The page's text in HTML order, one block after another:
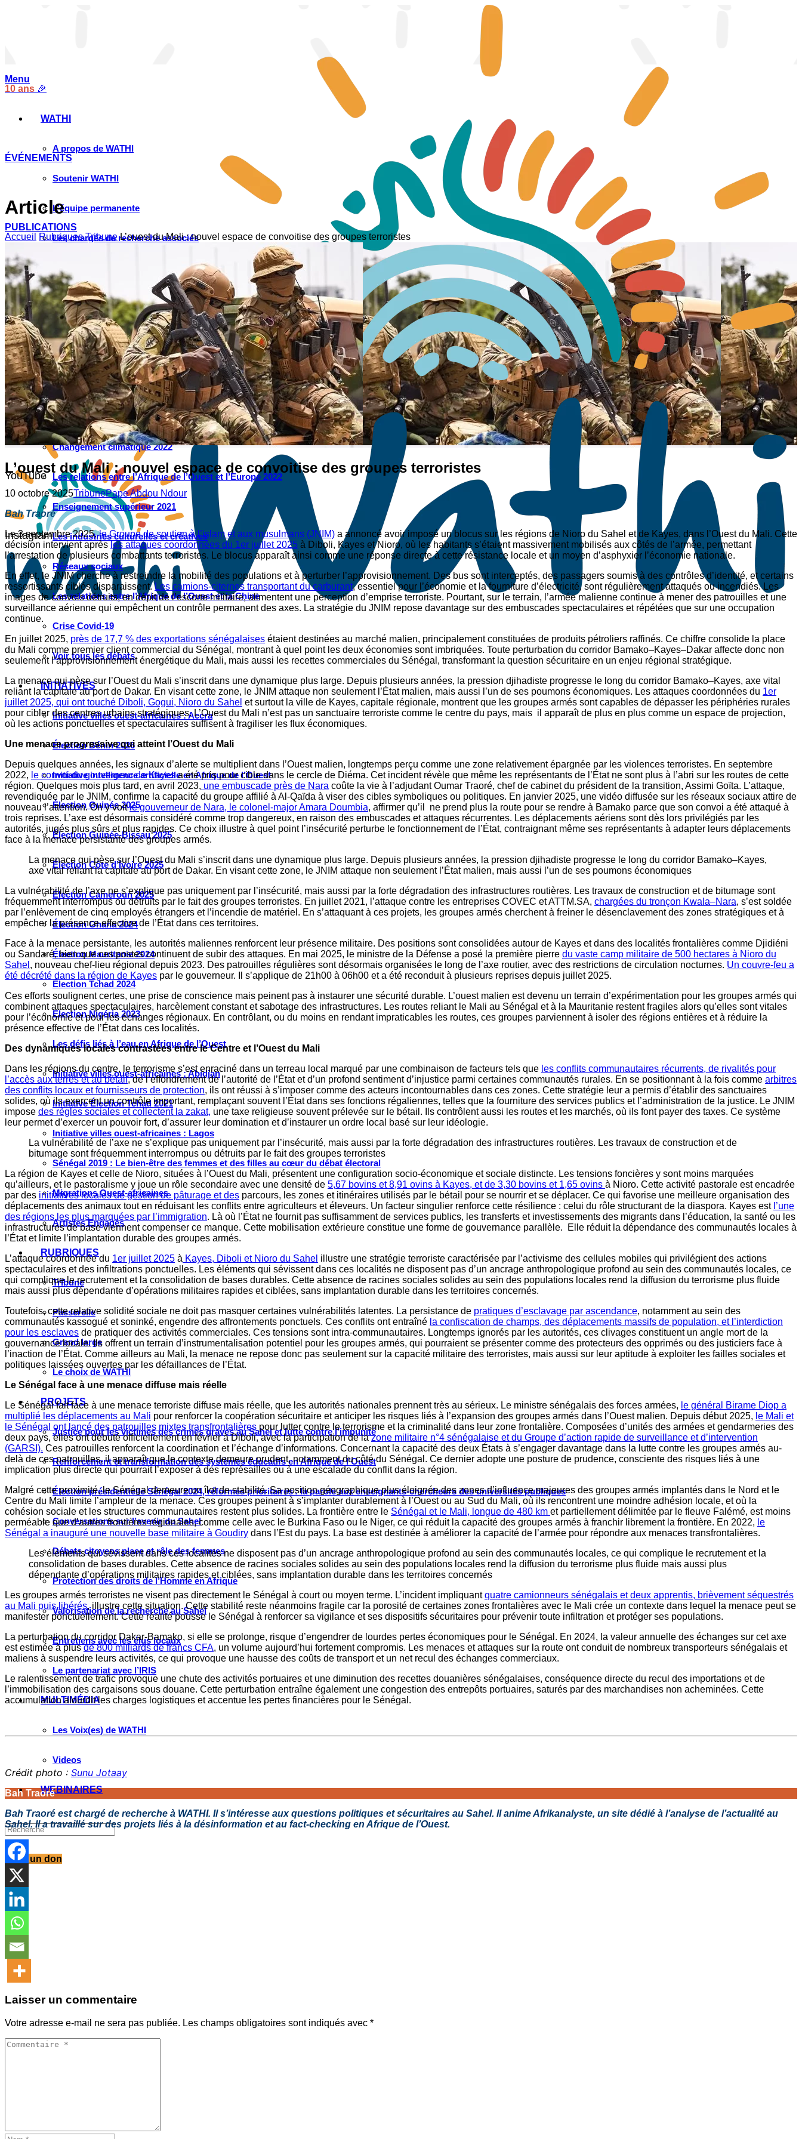
10 ans 🎉
ÉVÉNEMENTS
PUBLICATIONS
Facebook
Twitter
LinkedIn
YouTube
Instagram
Menu
WATHI
A propos de WATHI
Soutenir WATHI
L’équipe permanente
Les chargés de recherche associés
WATHI se dévoile en deux films
L’association
Nos partenaires
LE DÉBAT
Débat – Entrepreneuriat en Afrique de l’Ouest
Afrique de l’Ouest – États Unis d’Amérique
Changement climatique 2022
Les relations entre l’Afrique de l’Ouest et l’Europe 2022
Enseignement supérieur 2021
Les industries culturelles et créatives
Réseaux sociaux
Les relations entre l’Afrique de l’Ouest et la Chine
Crise Covid-19
Voir tous les débats
INITIATIVES
Initiative villes ouest-africaines : Accra
Élection Bénin 2026
Initiative intelligence artificielle en Afrique de l’Ouest
Élection Guinée 2025
Élection Guinée-Bissau 2025
Élection Côte d’Ivoire 2025
Élection Cameroun 2025
Élection Ghana 2024
Élection Mauritanie 2024
Élection Tchad 2024
Election Nigéria 2023
Les défis liés à l’eau en Afrique de l’Ouest
Initiative villes ouest-africaines : Abidjan
Initiative Élection Tchad 2021
Initiative villes ouest-africaines : Lagos
Sénégal 2019 : Le bien-être des femmes et des filles au cœur du débat électoral
Migrations Ouest-africaines
Artistes Engagés
RUBRIQUES
Tribune
Passerelle
Grand large
Le choix de WATHI
PROJETS
Justice pour les victimes des crimes graves au Sahel et lutte contre l’impunité
Renforcement et transformation des systèmes éducatifs en Afrique de l’Ouest
Élection présidentielle Sénégal 2024, réformes prioritaires : la parole aux enseignants-chercheurs des universités publiques
Conversations sur l’avenir du Sahel
Débats citoyens place et rôle des femmes
Protection des droits de l’Homme en Afrique
Valorisation de la recherche au Sahel
Entretiens avec les élus locaux
Le partenariat avec l’IRIS
MULTIMÉDIA
Les Voix(es) de WATHI
Videos
WEBINAIRES
Faire un don
Article
Accueil Rubriques Tribune L’ouest du Mali : nouvel espace de convoitise des groupes terroristes
L’ouest du Mali : nouvel espace de convoitise des groupes terroristes
10 octobre 2025TribunePape Abdou Ndour
Bah Traoré
Le 3 septembre 2025,le Groupe de soutien à l’islam et aux musulmans (JNIM) a annoncé avoir imposé un blocus sur les régions de Nioro du Sahel et de Kayes, dans l’Ouest du Mali. Cette
décision intervient après les attaques coordonnées du 1er juillet 2025 à Diboli, Kayes et Nioro, où les habitants s’étaient massivement mobilisés aux côtés de l’armée, permettant
l’arrestation de plusieurs combattants terroristes. Le blocus apparaît ainsi comme une réponse directe à cette résistance locale et un moyen d’asphyxier l’économie nationale.
En effet, le JNIM cherche à restreindre la mobilité des populations et à perturber l’approvisionnement. Des bus sont interceptés, des passagers soumis à des contrôles d’identité, et certains
ressortissants ciblés disparaissent.Les camions-citernes transportant du carburant, essentiel pour l’économie et la fourniture d’électricité, sont régulièrement attaqués ou incendiés. Les
images de convois détruits, en dépit de l’escorte militaire, alimentent une perception d’emprise terroriste. Pourtant, sur le terrain, l’armée malienne continue à mener des patrouilles et une
surveillance aérienne qui empêchent un contrôle permanent des axes. La stratégie du JNIM repose davantage sur des embuscades spectaculaires et répétées que sur une occupation
continue.
En juillet 2025, près de 17,7 % des exportations sénégalaises étaient destinées au marché malien, principalement constituées de produits pétroliers raffinés. Ce chiffre consolide la place
du Mali comme premier client commercial du Sénégal, montrant à quel point les deux économies sont imbriquées. Toute perturbation du corridor Bamako–Kayes–Dakar affecte donc non
seulement l’approvisionnement énergétique du Mali, mais aussi les recettes commerciales du Sénégal, transformant la question sécuritaire en un enjeu régional stratégique.
La menace qui pèse sur l’Ouest du Mali s’inscrit dans une dynamique plus large. Depuis plusieurs années, la pression djihadiste progresse le long du corridor Bamako–Kayes, axe vital
reliant la capitale au port de Dakar. En visant cette zone, le JNIM attaque non seulement l’État malien, mais aussi l’un de ses poumons économiques. Les attaques coordonnées du 1er
juillet 2025, qui ont touché Diboli, Gogui, Nioro du Sahel et surtout la ville de Kayes, capitale régionale, montrent que les groupes armés sont capables de dépasser les périphéries rurales
pour cibler des centres urbains stratégiques. L’Ouest du Mali n’est pas un sanctuaire terroriste comme le centre du pays, mais il apparaît de plus en plus comme un espace de projection,
où les actions ponctuelles et spectaculaires suffisent à fragiliser les flux économiques.
Une menace progressive qui atteint l’Ouest du Mali
Depuis quelques années, les signaux d’alerte se multiplient dans l’Ouest malien, longtemps perçu comme une zone relativement épargnée par les violences terroristes. En septembre
2022, le convoi du gouverneur de Kayesa été pris pour cible dans le cercle de Diéma. Cet incident révèle que même les représentants de l’État ne sont plus à l’abri sur les routes de cette
région. Quelques mois plus tard, en avril 2023, une embuscade près de Nara coûte la vie à l’adjudant Oumar Traoré, chef de cabinet du président de la transition, Assimi Goïta. L’attaque,
revendiquée par le JNIM, confirme la capacité du groupe affilié à Al-Qaïda à viser des cibles symboliques ou politiques. En janvier 2025, une vidéo diffusée sur les réseaux sociaux attire de
nouveau l’attention. On y voitle gouverneur de Nara, le colonel-major Amara Doumbia, affirmer qu’il ne prend plus la route pour se rendre à Bamako parce que son convoi a été attaqué à
trois reprises. L’axe est désormais considéré comme trop dangereux, en raison des embuscades et attaques récurrentes. Les déplacements aériens sont dès lors privilégiés par les
autorités, jugés plus sûrs et plus rapides. Ce choix illustre à quel point l’insécurité perturbe le fonctionnement de l’État, contraignant même ses représentants à adapter leurs déplacements
face à la menace persistante des groupes armés.
La menace qui pèse sur l’Ouest du Mali s’inscrit dans une dynamique plus large. Depuis plusieurs années, la pression djihadiste progresse le long du corridor Bamako–Kayes,
axe vital reliant la capitale au port de Dakar. En visant cette zone, le JNIM attaque non seulement l’État malien, mais aussi l’un de ses poumons économiques
La vulnérabilité de l’axe ne s’explique pas uniquement par l’insécurité, mais aussi par la forte dégradation des infrastructures routières. Les travaux de construction et de bitumage sont
fréquemment interrompus ou détruits par le fait des groupes terroristes. En juillet 2021, l’attaque contre les entreprises COVEC et ATTM.SA, chargées du tronçon Kwala–Nara, s’est soldée
par l’enlèvement de cinq employés étrangers et l’incendie de matériel. En s’attaquant à ces projets, les groupes armés cherchent à freiner le désenclavement des zones stratégiques et à
empêcher la présence effective de l’État dans ces territoires.
Face à la menace persistante, les autorités maliennes renforcent leur présence militaire. Des positions sont consolidées autour de Kayes et dans des localités frontalières comme Djidiéni
ou Sandaré, bien que ces postes continuent de subir des attaques. En mai 2025, le ministre de la Défense a posé la première pierre du vaste camp militaire de 500 hectares à Nioro du
Sahel , nouveau chef-lieu régional depuis 2023. Des patrouilles régulières sont désormais organisées le long de l’axe routier, avec des restrictions de circulation nocturnes. Un couvre-feu a
été décrété dans la région de Kayes par le gouverneur. Il s’applique de 21h00 à 06h00 et a été reconduit à plusieurs reprises depuis juillet 2025.
Ces efforts soulignent certes, une prise de conscience mais peinent pas à instaurer une sécurité durable. L’ouest malien est devenu un terrain d’expérimentation pour les groupes armés qui
combinent attaques spectaculaires, harcèlement constant et sabotage des infrastructures. Les routes reliant le Mali au Sénégal et à la Mauritanie restent fragiles alors qu’elles sont vitales
pour l’économie et pour les échanges régionaux. En contrôlant, ou du moins en rendant impraticables les routes, ces groupes parviennent à isoler des régions entières et à réduire la
présence effective de l’État dans ces localités.
Des dynamiques locales contrastées entre le Centre et l’Ouest du Mali
Dans les régions du centre, le terrorisme s’est enraciné dans un terreau local marqué par une combinaison de facteurs tels que les conflits communautaires récurrents, de rivalités pour
l’accès aux terres et au bétail, de l’effondrement de l’autorité de l’État et d’un profond sentiment d’injustice parmi certaines communautés rurales. En se positionnant à la fois comme arbitres
des conflits locaux et fournisseurs de protection, ils ont réussi à s’imposer comme des acteurs incontournables dans ces zones. Cette stratégie leur a permis d’établir des sanctuaires
solides, où ils exercent un contrôle important, remplaçant souvent l’État dans ses fonctions régaliennes, telles que la fourniture des services publics et l’administration de la justice. Le JNIM
impose des règles sociales et collectent la zakat, une taxe religieuse souvent prélevée sur le bétail. Ils contrôlent aussi les routes et les marchés, où ils font payer des taxes. Ce système
leur permet d’exercer un pouvoir fort, d’assurer leur domination et d’instaurer un ordre local basé sur leur idéologie.
La vulnérabilité de l’axe ne s’explique pas uniquement par l’insécurité, mais aussi par la forte dégradation des infrastructures routières. Les travaux de construction et de
bitumage sont fréquemment interrompus ou détruits par le fait des groupes terroristes
La région de Kayes et celle de Nioro, situées à l’Ouest du Mali, présentent une configuration socio-économique et sociale distincte. Les tensions foncières y sont moins marquées
qu’ailleurs, et le pastoralisme y joue un rôle secondaire avec une densité de 5,67 bovins et 8,91 ovins à Kayes, et de 3,30 bovins et 1,65 ovins à Nioro. Cette activité pastorale est encadrée
par des initiatives locales de gestion de pâturage et des parcours, les zones et itinéraires utilisés par le bétail pour se nourrir et se déplacer. Ce qui favorise une meilleure organisation des
déplacements des animaux tout en réduisant les conflits entre agriculteurs et éleveurs. Un facteur singulier renforce cette résilience : celui du rôle structurant de la diaspora. Kayes est l’une
des régions les plus marquées par l’immigration. Là où l’État ne fournit pas suffisamment de services publics, les transferts et investissements des migrants dans l’éducation, la santé ou les
infrastructures de base viennent compenser ce manque. Cette mobilisation extérieure constitue une forme de gouvernance parallèle. Elle réduit la dépendance des communautés locales à
l’État et limite l’implantation durable des groupes armés.
L’attaque coordonnée du 1er juillet 2025 à Kayes, Diboli et Nioro du Sahel illustre une stratégie terroriste caractérisée par l’activisme des cellules mobiles qui privilégient des actions
spectaculaires et des infiltrations ponctuelles. Les éléments qui sévissent dans ces localités ne disposent pas d’un ancrage anthropologique profond au sein des communautés locales, ce
qui complique le recrutement et la consolidation de bases durables. Cette absence de racines sociales solides au sein des populations locales rend la diffusion du terrorisme plus fluide
mais aussi plus dépendante d’opérations militaires rapides et ciblées, sans implantation durable dans les territoires concernés.
Toutefois, cette relative solidité sociale ne doit pas masquer certaines vulnérabilités latentes. La persistance de pratiques d’esclavage par ascendance, notamment au sein des
communautés kassogué et soninké, engendre des affrontements ponctuels. Ces conflits ont entraîné la confiscation de champs, des déplacements massifs de population, et l’interdiction
pour les esclaves de pratiquer des activités commerciales. Ces tensions sont intra-communautaires. Longtemps ignorés par les autorités, ces clivages constituent un angle mort de la
gouvernance locale. Ils offrent un terrain d’instrumentalisation potentiel pour les groupes armés, qui pourraient se présenter comme des protecteurs des opprimés ou des justiciers face à
l’inaction de l’État. Comme ailleurs au Mali, la menace ne repose donc pas seulement sur la capacité militaire des terroristes, mais aussi sur leur aptitude à exploiter les failles sociales et
politiques laissées ouvertes par les défaillances de l’État.
Le Sénégal face à une menace diffuse mais réelle
Le Sénégal fait face à une menace terroriste diffuse mais réelle, que les autorités nationales prennent très au sérieux. Le ministre sénégalais des forces armées, le général Birame Diop a
multiplié les déplacements au Mali pour renforcer la coopération sécuritaire et anticiper les risques liés à l’expansion des groupes armés dans l’Ouest malien. Depuis début 2025, le Mali et
le Sénégal ont lancé des patrouilles mixtes transfrontalières pour lutter contre le terrorisme et la criminalité dans leur zone frontalière. Composées d’unités des armées et gendarmeries des
deux pays, elles ont débuté officiellement en février à Diboli, avec la participation de lazone militaire n°4 sénégalaise et du Groupe d’action rapide de surveillance et d’intervention
(GARSI). Ces patrouilles renforcent la coordination et l’échange d’informations. Concernant la capacité des deux États à s’engager davantage dans la lutte contre les groupes armés au-
delà de ces patrouilles, il apparaît que le contexte demeure prudent, notamment du côté du Sénégal. Ce dernier adopte une posture de prudence, consciente des risques liés à une
implication plus directe qui pourrait l’exposer à des représailles ou à une escalade du conflit dans la région.
Malgré cette proximité, le Sénégal demeure un îlot de stabilité. Sa position géographique plus éloignée des zones d’influence majeures des groupes armés implantés dans le Nord et le
Centre du Mali limite l’ampleur de la menace. Ces groupes peinent à s’implanter durablement à l’Ouest ou au Sud du Mali, où ils rencontrent une moindre adhésion locale, et où la
cohésion sociale et les structures communautaires restent plus solides. La frontière entre le Sénégal et le Mali, longue de 480 km et partiellement délimitée par le fleuve Falémé, est moins
perméable que d’autres frontières régionales, comme celle avec le Burkina Faso ou le Niger, ce qui réduit la capacité des groupes armés à franchir librement la frontière. En 2022, le
Sénégal a inauguré une nouvelle base militaire à Goudiry dans l’Est du pays. La base est destinée à améliorer la capacité de l’armée pour répondre aux menaces transfrontalières.
Les éléments qui sévissent dans ces localités ne disposent pas d’un ancrage anthropologique profond au sein des communautés locales, ce qui complique le recrutement et la
consolidation de bases durables. Cette absence de racines sociales solides au sein des populations locales rend la diffusion du terrorisme plus fluide mais aussi plus
dépendante d’opérations militaires rapides et ciblées, sans implantation durable dans les territoires concernés
Les groupes armés terroristes ne visent pas directement le Sénégal à court ou moyen terme. L’incident impliquantquatre camionneurs sénégalais et deux apprentis, brièvement séquestrés
au Mali puis libérés, illustre cette situation. Cette stabilité reste néanmoins fragile car la porosité de certaines zones frontalières avec le Mali crée un contexte dans lequel la menace peut se
manifester ponctuellement. Cette réalité pousse le Sénégal à renforcer sa vigilance et ses dispositifs sécuritaires pour prévenir toute infiltration et protéger ses populations.
La perturbation du corridor Dakar-Bamako, si elle se prolonge, risque d’engendrer de lourdes pertes économiques pour le Sénégal. En 2024, la valeur annuelle des échanges sur cet axe
est estimée à plusde 800 milliards de francs CFA, un volume aujourd’hui fortement compromis. Les menaces et attaques sur la route ont conduit de nombreux transporteurs sénégalais et
maliens à suspendre leurs activités, ce qui provoque une hausse des coûts de transport et un net recul des échanges commerciaux.
Le ralentissement de trafic provoque une chute des activités portuaires et une diminution des recettes douanières sénégalaises, conséquence directe du recul des importations et de
l’immobilisation des cargaisons sous douane. Cette perturbation entraîne également une congestion des entrepôts portuaires, saturés par des marchandises non acheminées. Cette
accumulation alourdit les charges logistiques et accentue les pertes financières pour le Sénégal.
Crédit photo : Sunu Jotaay
Bah Traoré
Bah Traoré est chargé de recherche à WATHI. Il s’intéresse aux questions politiques et sécuritaires au Sahel. Il anime Afrikanalyste, un site dédié à l’analyse de l’actualité au
Sahel. Il a travaillé sur des projets liés à la désinformation et au fact-checking en Afrique de l’Ouest.
Laisser un commentaire
Votre adresse e-mail ne sera pas publiée. Les champs obligatoires sont indiqués avec *